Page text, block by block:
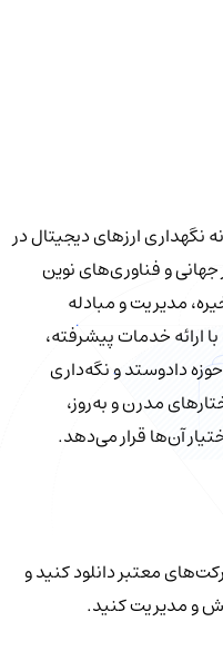
ارزهای دیجیتال در
جهانی و فناوری‌های نوین
مدیریت و مبادله
ارائه خدمات پیشرفته،
دادوستد و نگه‌داری
مدرن و به‌روز،
آن‌ها قرار می‌دهد.
معتبر دانلود کنید و
و مدیریت کنید.